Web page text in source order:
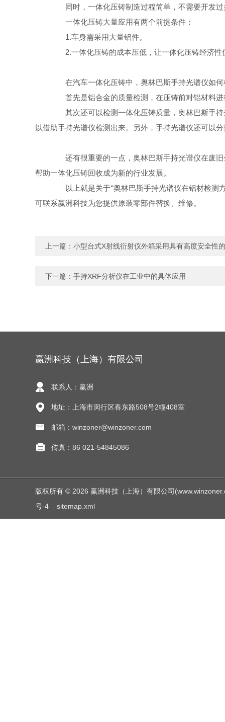
同时，一体化压铸制造过程简单，不需要开发过
一体化压铸大量应用有两个前提条件：
1.车身需采用大量铝件。
2.一体化压铸的成本压低，让一体化压铸经济性
在汽车一体化压铸中，奥林巴斯手持光谱仪如何
首先是铝合金的质量检测，在压铸前对铝材料进
其次还可以检测一体化压铸质量，奥林巴斯手持
以借助手持光谱仪检测出来。另外，手持光谱仪还可以
还有很重要的一点，奥林巴斯手持光谱仪在废旧
帮助一体化压铸回收成为新的行业发展。
以上就是关于“奥林巴斯手持光谱仪在铝材检测
可联系赢洲科技为您提供原装零部件替换、维修。
上一篇： 小型台式X射线衍射仪外箱采用具有高度安全性
下一篇： 手持XRF分析仪在工业中的具体应用
赢洲科技（上海）有限公司
联系人：赢洲
地址：上海市闵行区春东路508号2幢408室
邮箱：winzoner@winzoner.com
传真：86 021-54845086
版权所有 © 2026 赢洲科技（上海）有限公司
号-4
sitemap.xml